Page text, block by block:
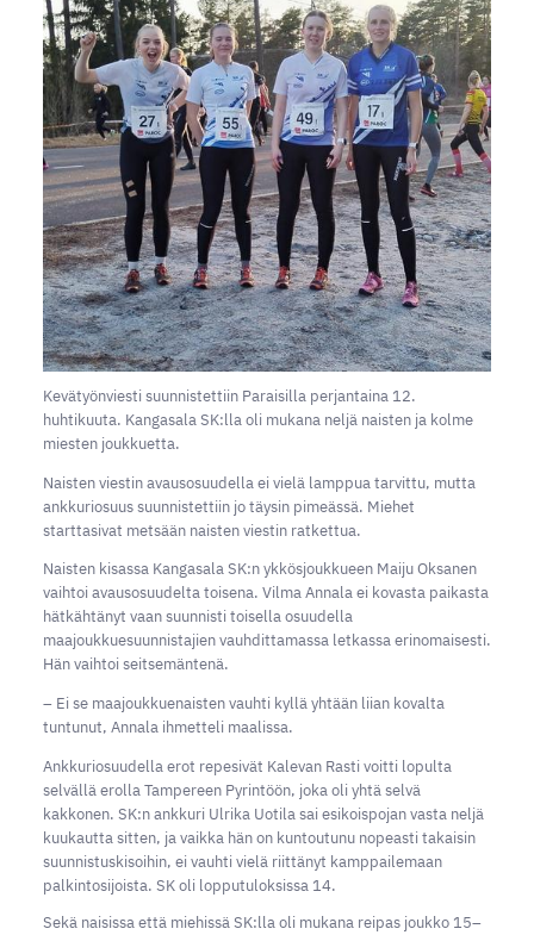
Kevätyönviesti suunnistettiin Paraisilla perjantaina 12.
huhtikuuta. Kangasala SK:lla oli mukana neljä naisten ja kolme
miesten joukkuetta.
Naisten viestin avausosuudella ei vielä lamppua tarvittu, mutta
ankkuriosuus suunnistettiin jo täysin pimeässä. Miehet
starttasivat metsään naisten viestin ratkettua.
Naisten kisassa Kangasala SK:n ykkösjoukkueen Maiju Oksanen
vaihtoi avausosuudelta toisena. Vilma Annala ei kovasta paikasta
hätkähtänyt vaan suunnisti toisella osuudella
maajoukkuesuunnistajien vauhdittamassa letkassa erinomaisesti.
Hän vaihtoi seitsemäntenä.
– Ei se maajoukkuenaisten vauhti kyllä yhtään liian kovalta
tuntunut, Annala ihmetteli maalissa.
Ankkuriosuudella erot repesivät Kalevan Rasti voitti lopulta
selvällä erolla Tampereen Pyrintöön, joka oli yhtä selvä
kakkonen. SK:n ankkuri Ulrika Uotila sai esikoispojan vasta neljä
kuukautta sitten, ja vaikka hän on kuntoutunu nopeasti takaisin
suunnistuskisoihin, ei vauhti vielä riittänyt kamppailemaan
palkintosijoista. SK oli lopputuloksissa 14.
Sekä naisissa että miehissä SK:lla oli mukana reipas joukko 15–